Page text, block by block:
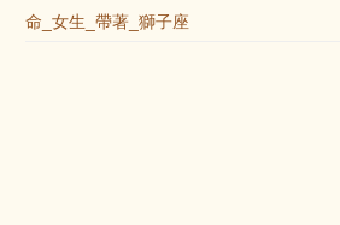
命_女生_帶著_獅子座